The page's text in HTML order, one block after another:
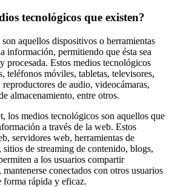
tecnológicos que existen?
aquellos dispositivos o herramientas
información, permitiendo que ésta sea
procesada. Estos medios tecnológicos
teléfonos móviles, tabletas, televisores,
de audio, videocámaras,
almacenamiento, entre otros.
los medios tecnológicos son aquellos que
a través de la web. Estos
servidores web, herramientas de
sitios de streaming de contenido, blogs,
a los usuarios compartir
conectados con otros usuarios
rápida y eficaz.